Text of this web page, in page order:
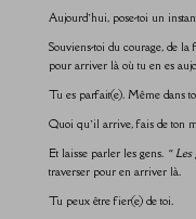
Aujourd’hui, pose-toi un
Souviens-toi du courage, de
pour arriver là où tu en es
Tu es parfait(e). Même dans
Quoi qu’il arrive, fais de ton
Et laisse parler les gens.« Les
traverser pour en arriver là.
Tu peux être fier(e) de toi.